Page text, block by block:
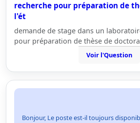
recherche pour préparation de
l'ét
demande de stage dans un
pour préparation de thèse de
Voir l'Question
Bonjour, Le poste est-il toujours